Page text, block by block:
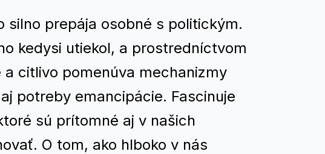
silno prepája osobné s politickým.
kedysi utiekol, a prostredníctvom
citlivo pomenúva mechanizmy
potreby emancipácie. Fascinuje
sú prítomné aj v našich
O tom, ako hlboko v nás